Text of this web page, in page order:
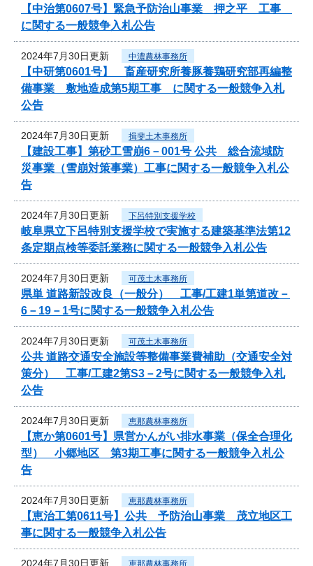
【中治第0607号】緊急予防治山事業 押之平 工事
に関する一般競争入札公告
2024年7月30日更新 中濃農林事務所
【中研第0601号】 畜産研究所養豚養鶏研究部再編整
備事業 敷地造成第5期工事 に関する一般競争入札
公告
2024年7月30日更新 揖斐土木事務所
【建設工事】第砂工雪崩6－001号 公共 総合流域防
災事業（雪崩対策事業）工事に関する一般競争入札公
告
2024年7月30日更新 下呂特別支援学校
岐阜県立下呂特別支援学校で実施する建築基準法第12
条定期点検等委託業務に関する一般競争入札公告
2024年7月30日更新 可茂土木事務所
県単 道路新設改良（一般分） 工事/工建1単第道改－
6－19－1号に関する一般競争入札公告
2024年7月30日更新 可茂土木事務所
公共 道路交通安全施設等整備事業費補助（交通安全対
策分） 工事/工建2第S3－2号に関する一般競争入札
公告
2024年7月30日更新 恵那農林事務所
【恵か第0601号】県営かんがい排水事業（保全合理化
型） 小郷地区 第3期工事に関する一般競争入札公
告
2024年7月30日更新 恵那農林事務所
【恵治工第0611号】公共 予防治山事業 茂立地区工
事に関する一般競争入札公告
2024年7月30日更新 恵那農林事務所